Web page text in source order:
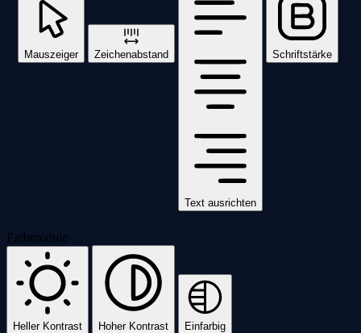
Mauszeiger Zeichenabstand
Text ausrichten
Schriftstärke
Farbmodule
Heller Kontrast Hoher Kontrast Einfarbig